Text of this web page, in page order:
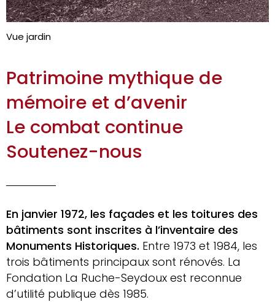
Vue jardin
Patrimoine mythique de
mémoire et d’avenir
Le combat continue
Soutenez-nous
En janvier 1972, les façades et les toitures des
bâtiments sont inscrites à l’inventaire des
Monuments Historiques. Entre 1973 et 1984, les
trois bâtiments principaux sont rénovés. La
Fondation La Ruche-Seydoux est reconnue
d’utilité publique dès 1985.